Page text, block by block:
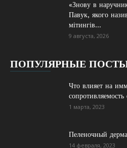
«Знову в
Павук, якого
мітингів...
9 августа, 2026
ПОПУЛЯРНЫЕ
Что влияет на
сопротивляемость
1 марта, 2023
Пеленочный
14 февраля, 2023